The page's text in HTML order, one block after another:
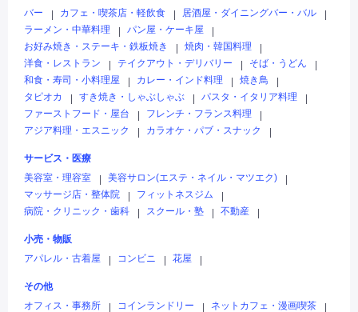
バー
カフェ・喫茶店・軽飲食 居酒屋・ダイニングバー・バル
ラーメン・中華料理
パン屋・ケーキ屋
お好み焼き・ステーキ・鉄板焼き
焼肉・韓国料理
洋食・レストラン
テイクアウト・デリバリー そば・うどん
和食・寿司・小料理屋
カレー・インド料理 焼き鳥
タピオカ
すき焼き・しゃぶしゃぶ パスタ・イタリア料理
ファーストフード・屋台
フレンチ・フランス料理
アジア料理・エスニック
カラオケ・パブ・スナック
サービス・医療
美容室・理容室
美容サロン(エステ・ネイル・マツエク)
マッサージ店・整体院
フィットネスジム
病院・クリニック・歯科
スクール・塾 不動産
小売・物販
アパレル・古着屋
コンビニ 花屋
その他
オフィス・事務所
コインランドリー ネットカフェ・漫画喫茶